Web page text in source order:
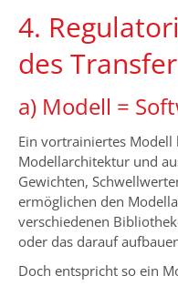
4.
des
a) Modell =
Ein vortrainiertes Modell
Modellarchitektur und
Gewichten,
ermöglichen den
verschiedenen
oder das darauf
Doch entspricht so ein